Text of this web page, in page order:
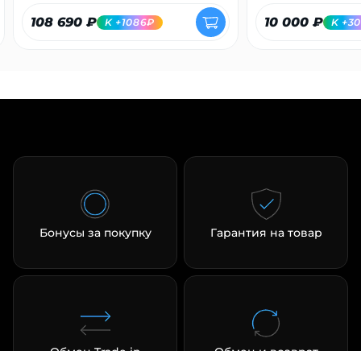
108 690 ₽ K +1086₽ 10 000 ₽ K
Бонусы за покупку Гарантия на товар